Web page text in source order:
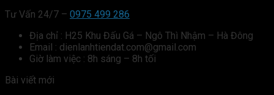
Tư Vấn 24/7 – 0975 499 286
Địa chỉ : H25 Khu Đấu Gá – Ngô Thì Nhậm – Hà Đông
Email : dienlanhtiendat.com@gmail.com
Giờ làm việc : 8h sáng – 8h tối
Bài viết mới